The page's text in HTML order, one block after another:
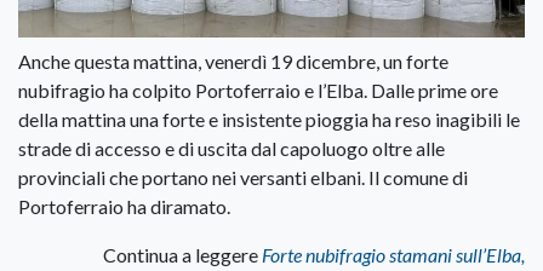
Anche questa mattina, venerdì 19 dicembre, un forte
nubifragio ha colpito Portoferraio e l’Elba. Dalle prime ore
della mattina una forte e insistente pioggia ha reso inagibili le
strade di accesso e di uscita dal capoluogo oltre alle
provinciali che portano nei versanti elbani. Il comune di
Portoferraio ha diramato.
Continua a leggere Forte nubifragio stamani sull’Elba,